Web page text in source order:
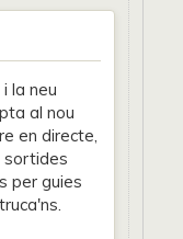
la neu
al nou
en directe,
sortides
per guies